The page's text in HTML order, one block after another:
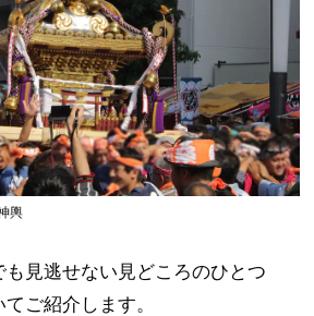
輿
も見逃せない見どころのひとつ
ご紹介します。